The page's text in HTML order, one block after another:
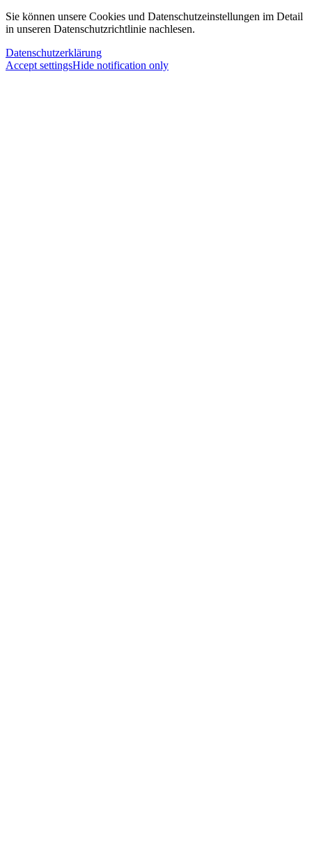
Sie können unsere Cookies und Datenschutzeinstellungen im Detail
in unseren Datenschutzrichtlinie nachlesen.
Datenschutzerklärung
Accept settingsHide notification only